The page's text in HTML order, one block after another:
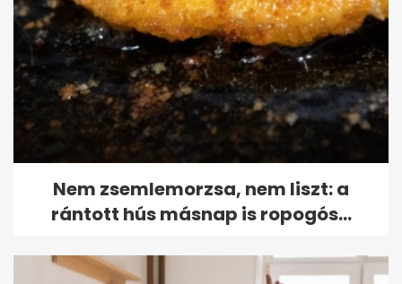
Nem zsemlemorzsa, nem liszt: a
rántott hús másnap is ropogós...